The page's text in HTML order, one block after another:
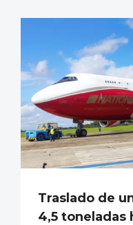
Traslado de
4,5 toneladas